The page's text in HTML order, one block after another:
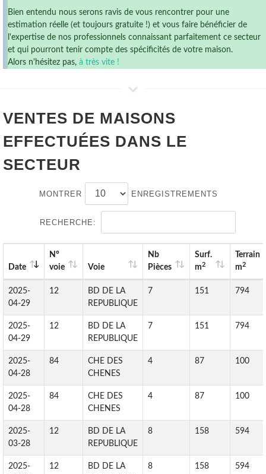
Bien entendu nous serons ravis de vous rencontrer pour une
estimation réelle (et toujours gratuite !) et vous faire bénéficier de
l'expertise de nos professionnels connaissant parfaitement ce secteur
et qui pourront tenir compte des spécificités de votre maison.
Alors n'hésitez pas, à très vite !
VENTES DE MAISONS
EFFECTUÉES DANS LE
SECTEUR
MONTRER ENREGISTREMENTS
RECHERCHE:
Date
N°
voie
Voie
Nb
Pièces
Surf.
m2
Terrain
m2
2025-
04-29
12
BD DE LA
REPUBLIQUE
7 151 794
2025-
04-29
12
BD DE LA
REPUBLIQUE
7 151 794
2025-
04-28
84
CHE DES
CHENES
4 87 100
2025-
04-28
84
CHE DES
CHENES
4 87 100
2025-
03-28
12
BD DE LA
REPUBLIQUE
8 158 594
2025-
12
BD DE LA
8 158 594